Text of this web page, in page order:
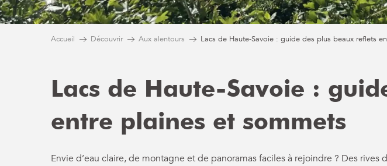
Accueil Découvrir Aux alentours Lacs de Haute-Savoie : guide des plus beaux reflets
Lacs de Haute-Savoie :
entre plaines et sommets
Envie d’eau claire, de montagne et de panoramas faciles à rejoindre ? Des